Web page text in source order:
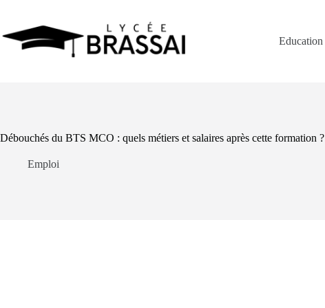
contenu
Education
Débouchés du BTS MCO : quels métiers et salaires après cette formation ?
Emploi